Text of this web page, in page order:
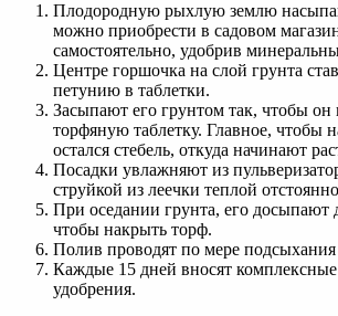
Плодородную рыхлую землю
можно приобрести в садовом
самостоятельно, удобрив
Центре горшочка на слой грунта
петунию в таблетки.
Засыпают его грунтом так, чтобы
торфяную таблетку. Главное, чтобы
остался стебель, откуда начинают
Посадки увлажняют из
струйкой из леечки теплой
При оседании грунта, его досыпают
чтобы накрыть торф.
Полив проводят по мере
Каждые 15 дней вносят
удобрения.